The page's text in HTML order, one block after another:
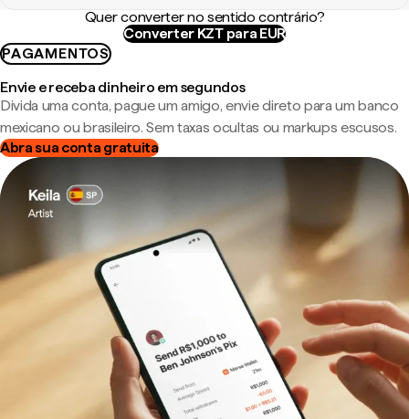
Quer converter no sentido contrário?
Converter KZT para EUR
PAGAMENTOS
Envie e receba dinheiro em segundos
Divida uma conta, pague um amigo, envie direto para um banco
mexicano ou brasileiro. Sem taxas ocultas ou markups escusos.
Abra sua conta gratuita